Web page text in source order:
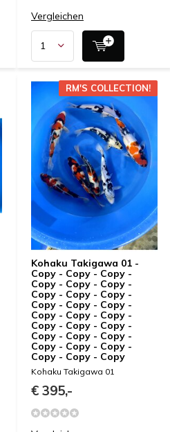
Vergleichen
Kohaku Takigawa 01 -
Copy - Copy - Copy -
Copy - Copy - Copy -
Copy - Copy - Copy -
Copy - Copy - Copy -
Copy - Copy - Copy -
Copy - Copy - Copy -
Copy - Copy - Copy -
Copy - Copy - Copy -
Copy - Copy - Copy
RM'S COLLECTION!
Kohaku Takigawa 01
€ 395,-